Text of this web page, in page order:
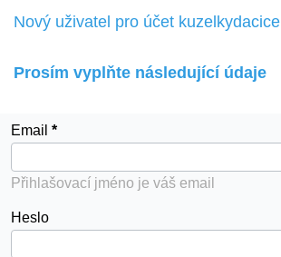
Nový uživatel pro účet kuzelkydacice
Prosím vyplňte následující údaje
Email
Přihlašovací jméno je váš email
Heslo